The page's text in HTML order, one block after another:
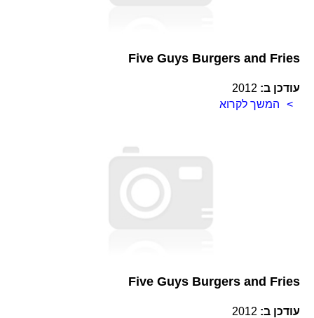
Five Guys Burgers and Fries
עודכן ב: 2012
המשך לקרוא
Five Guys Burgers and Fries
עודכן ב: 2012